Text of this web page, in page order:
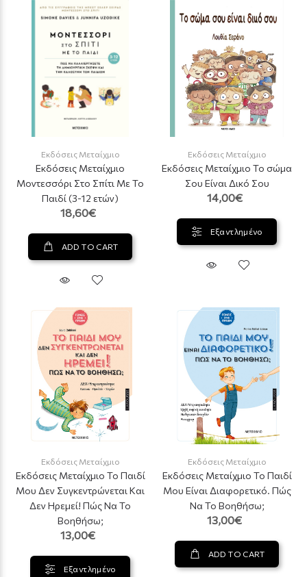
Εκδόσεις Μεταίχμιο
Εκδόσεις Μεταίχμιο
Μοντεσσόρι Στο Σπίτι Με Το
Παιδί (3-12 ετών)
18,60€
ADD TO CART
Εκδόσεις Μεταίχμιο
Εκδόσεις Μεταίχμιο Το σώμα
Σου Είναι Δικό Σου
14,00€
Εξαντλημένο
Εκδόσεις Μεταίχμιο
Εκδόσεις Μεταίχμιο Το Παιδί
Μου Δεν Συγκεντρώνεται Και
Δεν Ηρεμεί! Πώς Να Το
Βοηθήσω;
13,00€
Εξαντλημένο
Εκδόσεις Μεταίχμιο
Εκδόσεις Μεταίχμιο Το Παιδί
Μου Είναι Διαφορετικό. Πώς
Να Το Βοηθήσω;
13,00€
ADD TO CART